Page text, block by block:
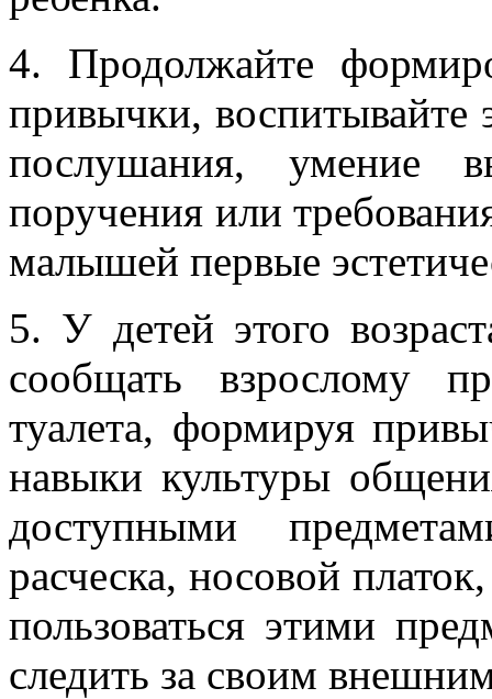
4. Продолжайте
привычки, воспитывайте
послушания, умение
поручения или
малышей первые
5. У детей этого
сообщать взрослому
туалета, формируя
навыки культуры
доступными
расческа, носовой
пользоваться этими
следить за своим